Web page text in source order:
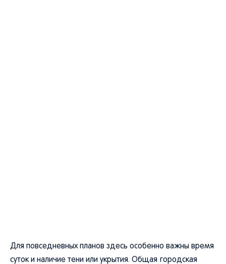
Для повседневных планов здесь особенно важны время
суток и наличие тени или укрытия. Общая городская